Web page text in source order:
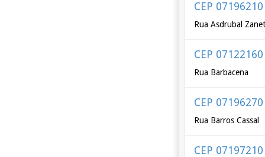
CEP 07196210
Rua Asdrubal
CEP 07122160
Rua Barbacena
CEP 07196270
Rua Barros Cassal
CEP 07197210